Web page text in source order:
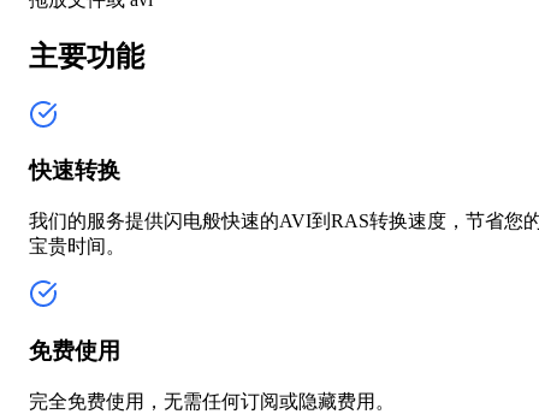
主要功能
快速转换
我们的服务提供闪电般快速的AVI到RAS转换速度，节省您
宝贵时间。
免费使用
完全免费使用，无需任何订阅或隐藏费用。